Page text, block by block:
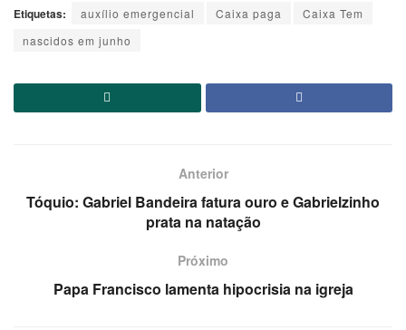
Etiquetas: auxílio emergencial Caixa paga
Caixa Tem
nascidos em junho
Anterior
Tóquio: Gabriel Bandeira fatura ouro e Gabrielzinho
prata na natação
Próximo
Papa Francisco lamenta hipocrisia na igreja